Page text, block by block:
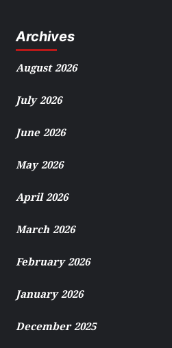
Archives
August 2026
July 2026
June 2026
May 2026
April 2026
March 2026
February 2026
January 2026
December 2025